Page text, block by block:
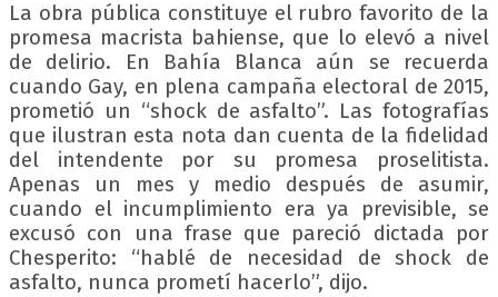
La obra pública constituye el rubro favorito de la
promesa macrista bahiense, que lo elevó a nivel
de delirio. En Bahía Blanca aún se recuerda
cuando Gay, en plena campaña electoral de 2015,
prometió un “shock de asfalto”. Las fotografías
que ilustran esta nota dan cuenta de la fidelidad
del intendente por su promesa proselitista.
Apenas un mes y medio después de asumir,
cuando el incumplimiento era ya previsible, se
excusó con una frase que pareció dictada por
Chesperito: “hablé de necesidad de shock de
asfalto, nunca prometí hacerlo”, dijo.